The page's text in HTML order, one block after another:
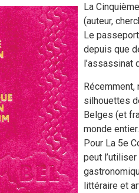
La
(auteur,
Le
depuis que
l’assassinat
silhouettes
Belges (et
monde entier.
Pour La 5e
peut
littéraire et